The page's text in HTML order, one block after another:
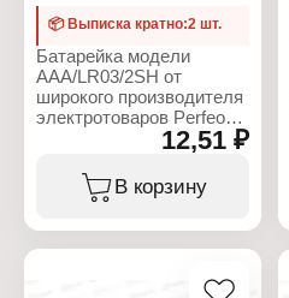
📦 Выписка кратно:2 шт.
Батарейка модели
ААА/LR03/2SH от
широкого производителя
электротоваров Perfeo
изготовлена на основе
щелочной технологии.
Эти батарейки имеют
размер типа AAA
12,51 ₽
В корзину